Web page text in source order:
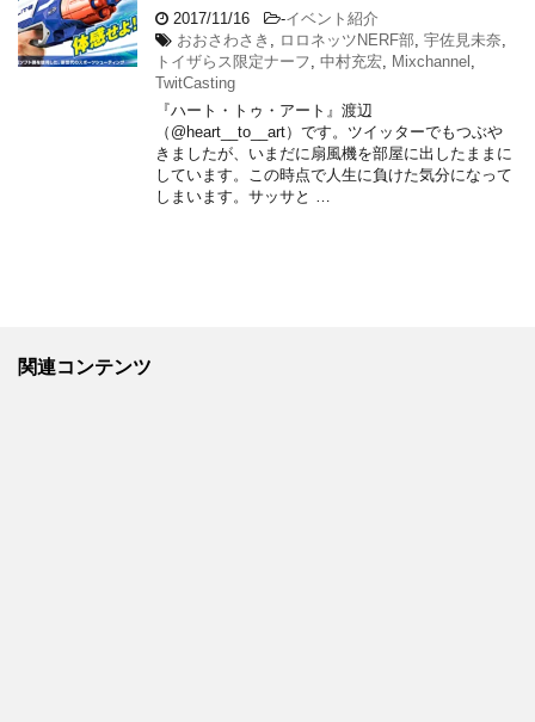
2017/11/16 -イベント紹介
おおさわさき
ロロネッツNERF部 宇佐見未奈
トイザらス限定ナーフ 中村充宏 Mixchannel
TwitCasting
『ハート・トゥ・アート』渡辺
（@heart__to__art）です。ツイッターでもつぶや
きましたが、いまだに扇風機を部屋に出したままに
しています。この時点で人生に負けた気分になって
しまいます。サッサと …
関連コンテンツ